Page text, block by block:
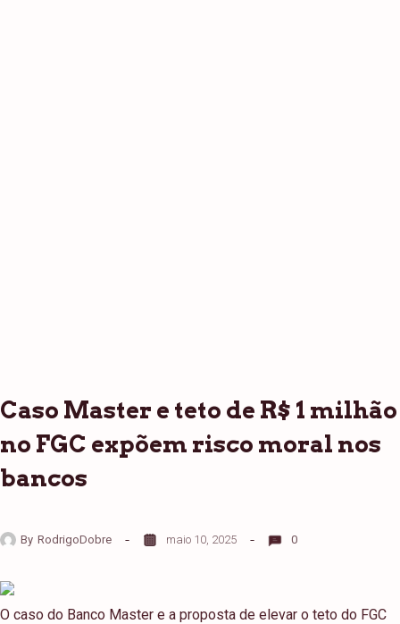
Caso Master e teto de R$ 1 milhão
no FGC expõem risco moral nos
bancos
By RodrigoDobre maio 10, 2025 0
O caso do Banco Master e a proposta de elevar o teto do FGC